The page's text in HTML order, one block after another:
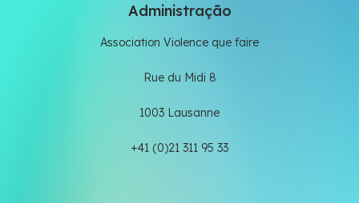
Administração
Association Violence que faire
Rue du Midi 8
1003 Lausanne
+41 (0)21 311 95 33